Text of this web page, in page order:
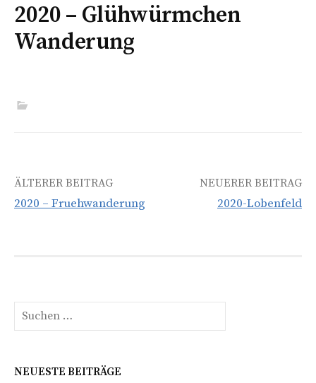
2020 – Glühwürmchen
Wanderung
Beitrags-
ÄLTERER BEITRAG
2020 – Fruehwanderung
NEUERER BEITRAG
2020-Lobenfeld
Suchen
nach:
NEUESTE BEITRÄGE